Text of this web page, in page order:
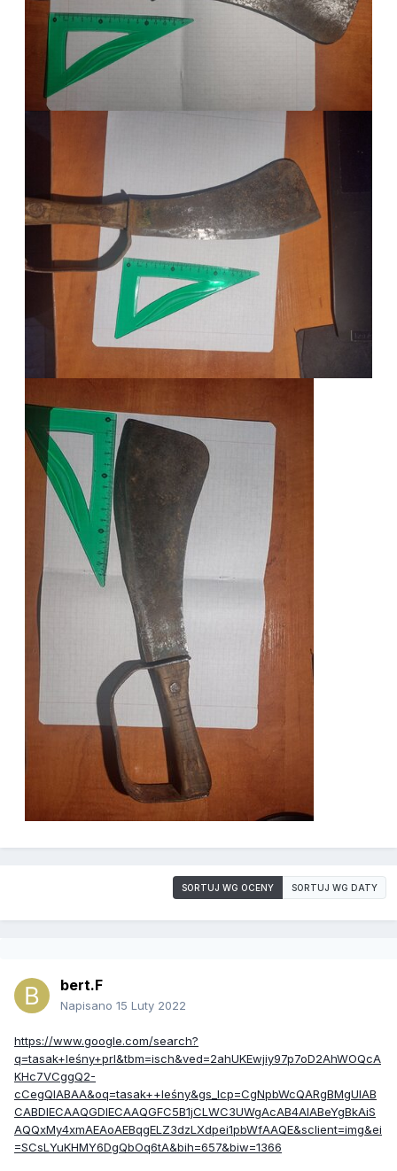
SORTUJ WG OCENY SORTUJ WG DATY
bert.F
Napisano 15 Luty 2022
https://www.google.com/search?
q=tasak+leśny+prl&tbm=isch&ved=2ahUKEwjiy97p7oD2AhWOQcA
KHc7VCggQ2-
cCegQIABAA&oq=tasak++leśny&gs_lcp=CgNpbWcQARgBMgUIAB
CABDIECAAQGDIECAAQGFC5B1jCLWC3UWgAcAB4AIABeYgBkAiS
AQQxMy4xmAEAoAEBqgELZ3dzLXdpei1pbWfAAQE&sclient=img&ei
=SCsLYuKHMY6DgQbOq6tA&bih=657&biw=1366